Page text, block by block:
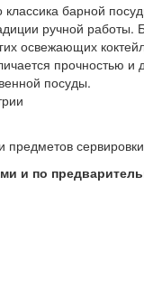
барной
ручной
освежающих
прочностью
посуды.
и по